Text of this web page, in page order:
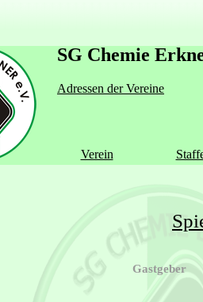
SG Chemie
Adressen der Vereine
Verein
Gastgeber